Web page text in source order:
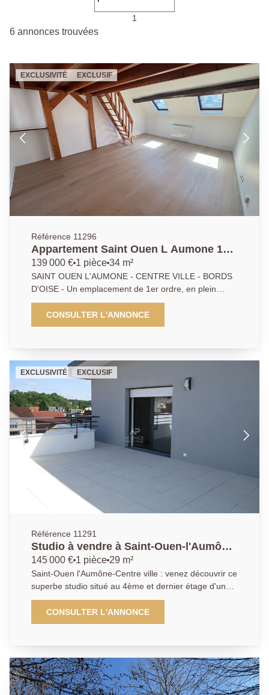
1
6 annonces trouvées
EXCLUSIVITÉ EXCLUSIF
Référence 11296
Appartement Saint Ouen L Aumone 1
pièce(s) 34 m2
139 000 € 1 pièce 34 m²
SAINT OUEN L'AUMONE - CENTRE VILLE - BORDS
D'OISE - Un emplacement de 1er ordre, en plein
coeur du Centre-ville et à 2 pas des bords de l'Oise,
pour cet appartement, en dernier étage avec terrasse
sans vis-à-vis et idéalement exposée, offrant
WC. DPE: En cours - EXCLUSIVITÉ
CONSULTER L'ANNONCE
EXCLUSIVITÉ EXCLUSIF
Référence 11291
Studio à vendre à Saint-Ouen-l'Aumône
- Dernier étage avec terrasse
145 000 € 1 pièce 29 m²
Saint-Ouen l'Aumône-Centre ville : venez découvrir ce
superbe studio situé au 4ème et dernier étage d'une
résidence récente construite en 2015 de très bon
standing avec ascenseur. Ce bien lumineux comprend
une pièce principale, une salle d'eau, un WC , et
passez pas à coté d'un bien UNIQUE situé dans un
quartier agréable vous offrant un lieu de vie
confortable et agréable avec ce bien et sa terrasse.
CONSULTER L'ANNONCE